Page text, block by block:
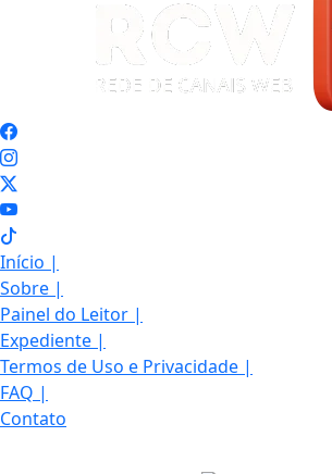
Início |
Sobre |
Painel do Leitor |
Expediente |
Termos de Uso e Privacidade |
FAQ |
Contato